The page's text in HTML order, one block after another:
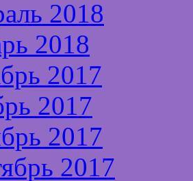
2018
2018
2017
2017
2017
2017